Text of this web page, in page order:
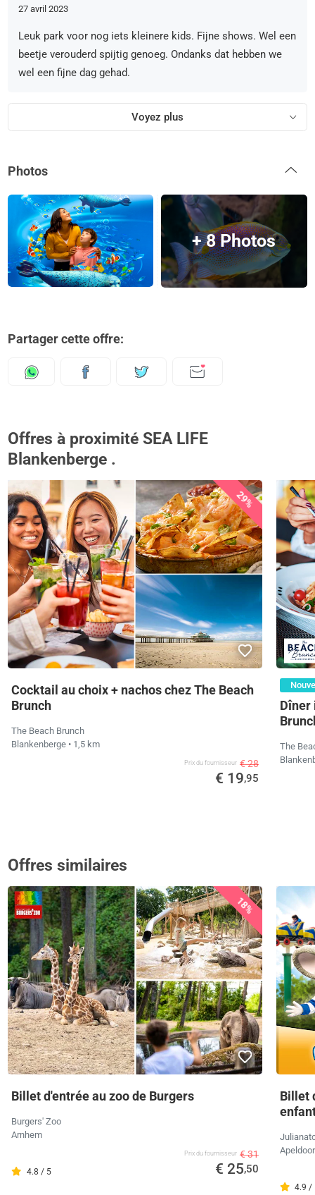
27 avril 2023
Leuk park voor nog iets kleinere kids. Fijne shows. Wel een
beetje verouderd spijtig genoeg. Ondanks dat hebben we
wel een fijne dag gehad.
Voyez plus
Photos
+ 8 Photos
Partager cette offre:
Offres à proximité SEA LIFE
Blankenberge .
29%
Cocktail au choix + nachos chez The Beach
Brunch
The Beach Brunch
Blankenberge • 1,5 km
Prix ​​du fournisseur € 28
€ 19,95
Dîner
The
Offres similaires
18%
Billet d'entrée au zoo de Burgers
Burgers' Zoo
Arnhem
4.8 / 5
Prix ​​du fournisseur € 31
€ 25,50
Billet
4.9 /